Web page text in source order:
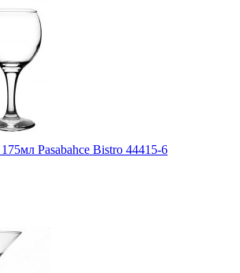
Pasabahce Bistro 44415-6